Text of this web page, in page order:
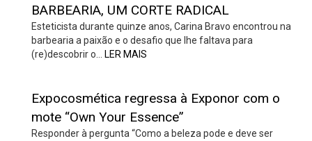
BARBEARIA, UM CORTE RADICAL
Esteticista durante quinze anos, Carina Bravo encontrou na
barbearia a paixão e o desafio que lhe faltava para
(re)descobrir o…
LER MAIS
Expocosmética regressa à Exponor com o
mote “Own Your Essence”
Responder à pergunta “Como a beleza pode e deve ser